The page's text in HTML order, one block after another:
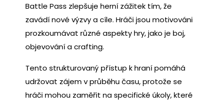
Battle Pass zlepšuje herní zážitek tím, že
zavádí nové výzvy a cíle. Hráči jsou motivováni
prozkoumávat různé aspekty hry, jako je boj,
objevování a crafting.
Tento strukturovaný přístup k hraní pomáhá
udržovat zájem v průběhu času, protože se
hráči mohou zaměřit na specifické úkoly, které